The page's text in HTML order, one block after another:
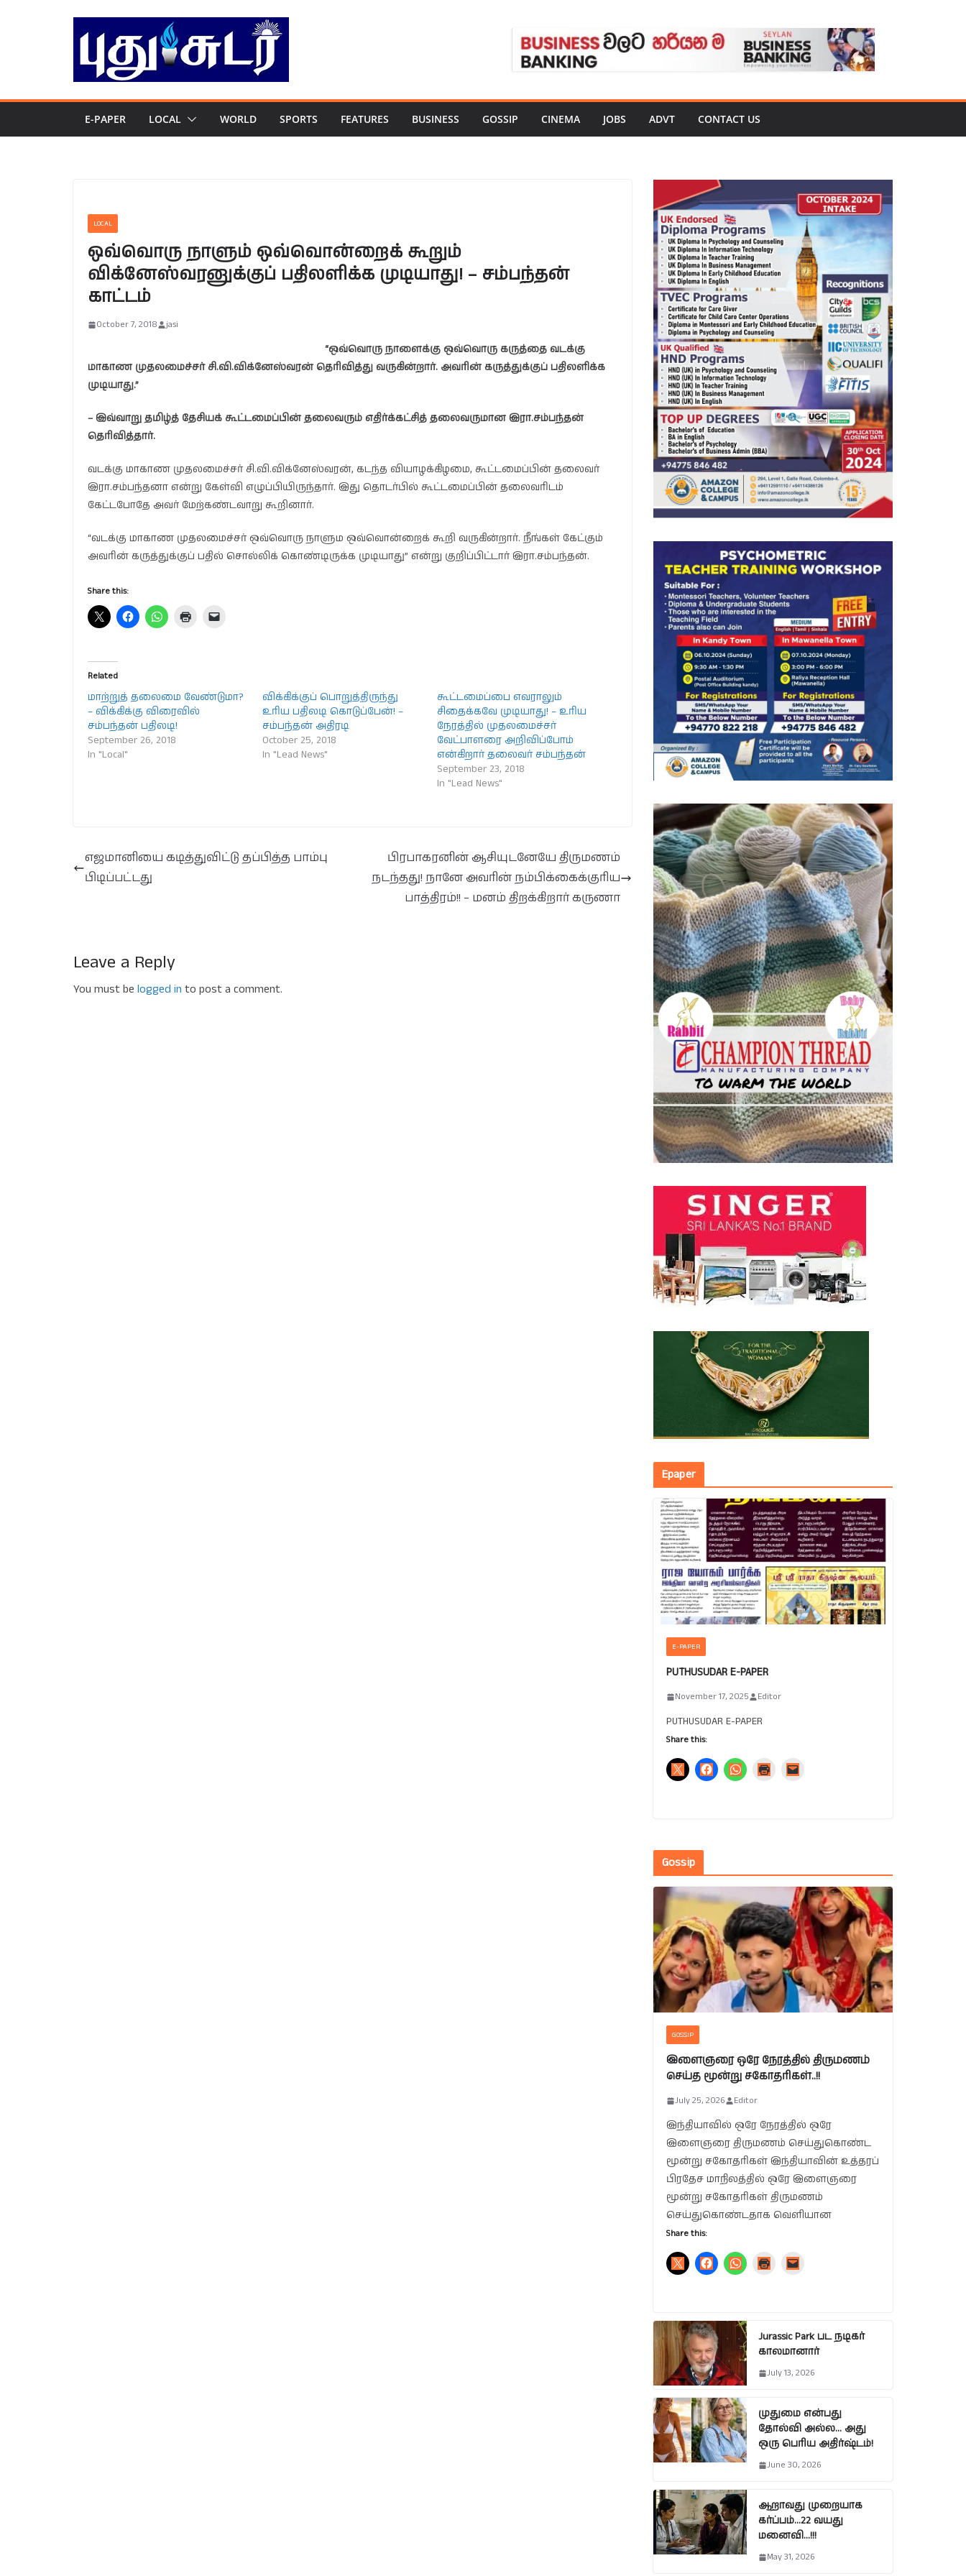
E-PAPER LOCAL WORLD SPORTS FEATURES BUSINESS GOSSIP CINEMA JOBS ADVT CONTACT US
LOCAL
ஒவ்வொரு நாளும் ஒவ்வொன்றைக் கூறும்
விக்னேஸ்வரனுக்குப் பதிலளிக்க முடியாது! – சம்பந்தன்
காட்டம்
October 7, 2018 jasi
“ஒவ்வொரு நாளைக்கு ஒவ்வொரு கருத்தை வடக்கு
மாகாண முதலமைச்சர் சி.வி.விக்னேஸ்வரன் தெரிவித்து வருகின்றார். அவரின் கருத்துக்குப் பதிலளிக்க
முடியாது.”
– இவ்வாறு தமிழ்த் தேசியக் கூட்டமைப்பின் தலைவரும் எதிர்க்கட்சித் தலைவருமான இரா.சம்பந்தன்
தெரிவித்தார்.
வடக்கு மாகாண முதலமைச்சர் சி.வி.விக்னேஸ்வரன், கடந்த வியாழக்கிழமை, கூட்டமைப்பின் தலைவர்
இரா.சம்பந்தனா என்று கேள்வி எழுப்பியிருந்தார். இது தொடர்பில் கூட்டமைப்பின் தலைவரிடம்
கேட்டபோதே அவர் மேற்கண்டவாறு கூறினார்.
“வடக்கு மாகாண முதலமைச்சர் ஒவ்வொரு நாளும ஒவ்வொன்றைக் கூறி வருகின்றார். நீங்கள் கேட்கும்
அவரின் கருத்துக்குப் பதில் சொல்லிக் கொண்டிருக்க முடியாது” என்று குறிப்பிட்டார் இரா.சம்பந்தன்.
Share this:
Related
மாற்றுத் தலைமை வேண்டுமா?
– விக்கிக்கு விரைவில்
சம்பந்தன் பதிலடி!
September 26, 2018
In "Local"
விக்கிக்குப் பொறுத்திருந்து
உரிய பதிலடி கொடுப்பேன்! –
சம்பந்தன் அதிரடி
October 25, 2018
In "Lead News"
கூட்டமைப்பை எவராலும்
சிதைக்கவே முடியாது! – உரிய
நேரத்தில் முதலமைச்சர்
வேட்பாளரை அறிவிப்போம்
என்கிறார் தலைவர் சம்பந்தன்
September 23, 2018
In "Lead News"
எஜமானியை கடித்துவிட்டு தப்பித்த பாம்பு
பிடிப்பட்டது
பிரபாகரனின் ஆசியுடனேயே திருமணம்
நடந்தது! நானே அவரின் நம்பிக்கைக்குரிய
பாத்திரம்!! – மனம் திறக்கிறார் கருணா
Leave a Reply
You must be logged in to post a comment.
Epaper
E-PAPER
PUTHUSUDAR E-PAPER
November 17, 2025 Editor
PUTHUSUDAR E-PAPER
Share this:
Gossip
GOSSIP
இளைஞரை ஒரே நேரத்தில் திருமணம்
செய்த மூன்று சகோதரிகள்..!!
July 25, 2026 Editor
இந்தியாவில் ஒரே நேரத்தில் ஒரே
இளைஞரை திருமணம் செய்துகொண்ட
மூன்று சகோதரிகள் இந்தியாவின் உத்தரப்
பிரதேச மாநிலத்தில் ஒரே இளைஞரை
மூன்று சகோதரிகள் திருமணம்
செய்துகொண்டதாக வெளியான
Share this:
Jurassic Park பட நடிகர்
காலமானார்
July 13, 2026
முதுமை என்பது
தோல்வி அல்ல… அது
ஒரு பெரிய அதிர்ஷ்டம்!
June 30, 2026
ஆறாவது முறையாக
கர்ப்பம்…22 வயது
மனைவி…!!!
May 31, 2026